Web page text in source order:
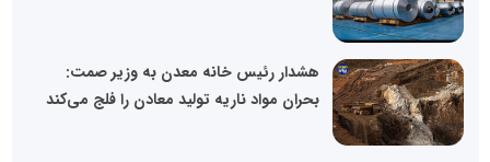
هشدار رئیس خانه معدن به وزیر صمت:
بحران مواد ناریه تولید معادن را فلج می‌کند